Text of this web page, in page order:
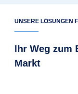
UNSERE LÖSUNGEN
Ihr Weg zum
Markt